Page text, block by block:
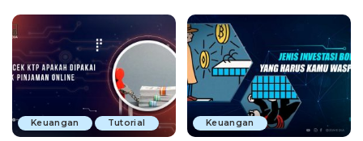
Keuangan Tutorial Keuangan